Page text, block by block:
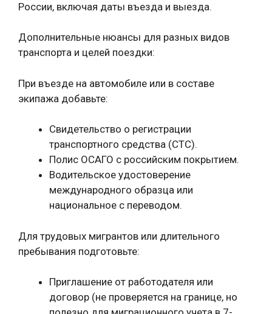
России, включая даты въезда и выезда.
Дополнительные нюансы для разных видов
транспорта и целей поездки:
При въезде на автомобиле или в составе
экипажа добавьте:
Свидетельство о регистрации
транспортного средства (СТС).
Полис ОСАГО с российским покрытием.
Водительское удостоверение
международного образца или
национальное с переводом.
Для трудовых мигрантов или длительного
пребывания подготовьте:
Приглашение от работодателя или
договор (не проверяется на границе, но